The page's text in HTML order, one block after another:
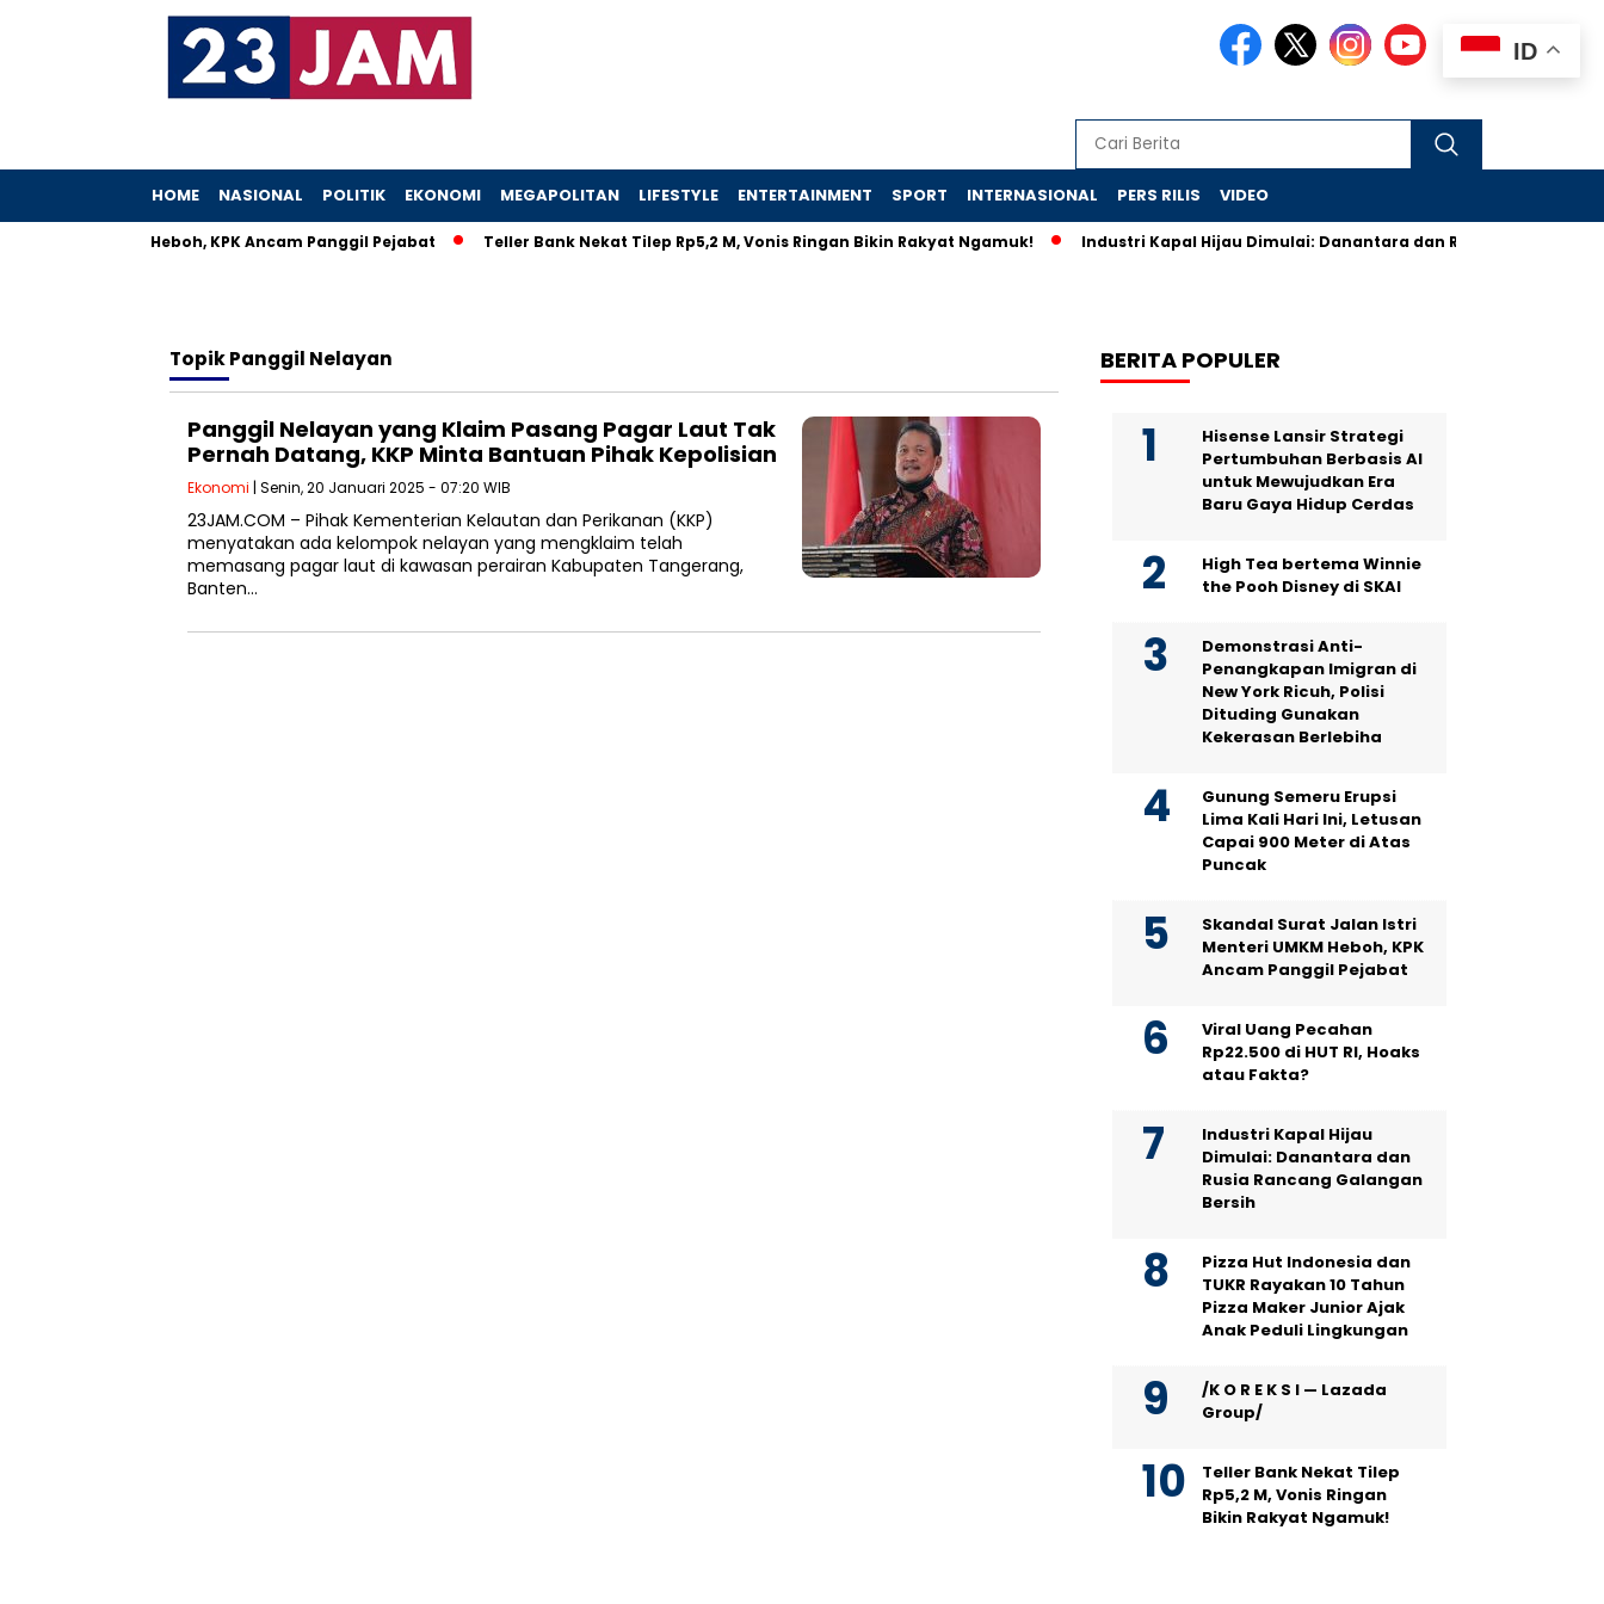
HOME NASIONAL POLITIK EKONOMI MEGAPOLITAN LIFESTYLE ENTERTAINMENT SPORT INTERNASIONAL PERS RILIS VIDEO
UMKM Heboh, KPK Ancam Panggil Pejabat Teller Bank Nekat Tilep Rp5,2 M, Vonis Ringan Bikin Rakyat Ngamuk! Industri Kapal Hijau Dimulai: Danantara dan Rusia Rancang
TopikPanggil Nelayan
Panggil Nelayan yang Klaim Pasang Pagar Laut Tak
Pernah Datang, KKP Minta Bantuan Pihak Kepolisian
Ekonomi | Senin, 20 Januari 2025 - 07:20 WIB
23JAM.COM – Pihak Kementerian Kelautan dan Perikanan (KKP)
menyatakan ada kelompok nelayan yang mengklaim telah
memasang pagar laut di kawasan perairan Kabupaten Tangerang,
Banten…
BERITA POPULER
Hisense Lansir Strategi
Pertumbuhan Berbasis AI
untuk Mewujudkan Era
Baru Gaya Hidup Cerdas
High Tea bertema Winnie
the Pooh Disney di SKAI
Demonstrasi Anti-
Penangkapan Imigran di
New York Ricuh, Polisi
Dituding Gunakan
Kekerasan Berlebiha
Gunung Semeru Erupsi
Lima Kali Hari Ini, Letusan
Capai 900 Meter di Atas
Puncak
Skandal Surat Jalan Istri
Menteri UMKM Heboh, KPK
Ancam Panggil Pejabat
Viral Uang Pecahan
Rp22.500 di HUT RI, Hoaks
atau Fakta?
Industri Kapal Hijau
Dimulai: Danantara dan
Rusia Rancang Galangan
Bersih
Pizza Hut Indonesia dan
TUKR Rayakan 10 Tahun
Pizza Maker Junior Ajak
Anak Peduli Lingkungan
/K O R E K S I — Lazada
Group/
Teller Bank Nekat Tilep
Rp5,2 M, Vonis Ringan
Bikin Rakyat Ngamuk!
ID